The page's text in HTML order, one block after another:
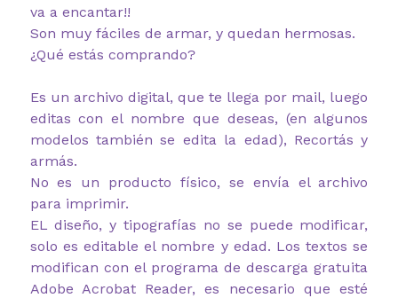
va a encantar!!
Son muy fáciles de armar, y quedan hermosas.
¿Qué estás comprando?
Es un archivo digital, que te llega por mail, luego
editas con el nombre que deseas, (en algunos
modelos también se edita la edad), Recortás y
armás.
No es un producto físico, se envía el archivo
para imprimir.
EL diseño, y tipografías no se puede modificar,
solo es editable el nombre y edad. Los textos se
modifican con el programa de descarga gratuita
Adobe Acrobat Reader, es necesario que esté